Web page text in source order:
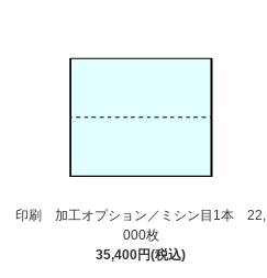
印刷 加工オプション／ミシン目1本 22,
000枚
35,400円(税込)